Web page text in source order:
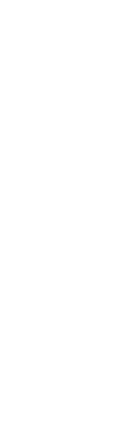
a sua ideia.